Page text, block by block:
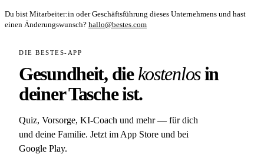
Du bist Mitarbeiter:in oder Geschäftsführung dieses Unternehmens und hast
einen Änderungswunsch? hallo@bestes.com
DIE BESTES-APP
Gesundheit, diekostenlosin
deiner Tasche ist.
Quiz, Vorsorge, KI-Coach und mehr — für dich
und deine Familie. Jetzt im App Store und bei
Google Play.